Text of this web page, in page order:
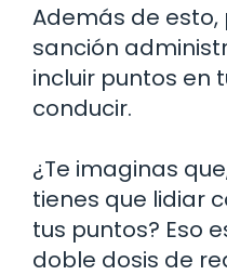
Además de
sanción
incluir puntos en
conducir.
¿Te imaginas
tienes que lidiar
tus puntos? Eso
doble dosis de